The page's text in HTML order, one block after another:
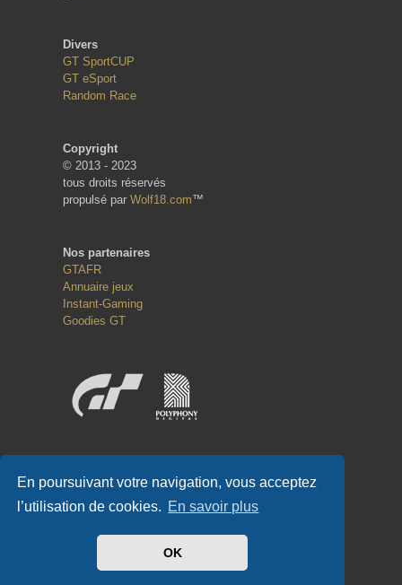
En poursuivant votre navigation, vous acceptez
l’utilisation de cookies. En savoir plus
OK
Divers
GT SportCUP
GT eSport
Random Race
Copyright
© 2013 - 2023
tous droits réservés
propulsé par Wolf18.com™
Nos partenaires
GTAFR
Annuaire jeux
Instant-Gaming
Goodies GT
#GTFR